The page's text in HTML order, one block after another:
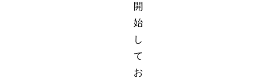
開
始
し
て
お